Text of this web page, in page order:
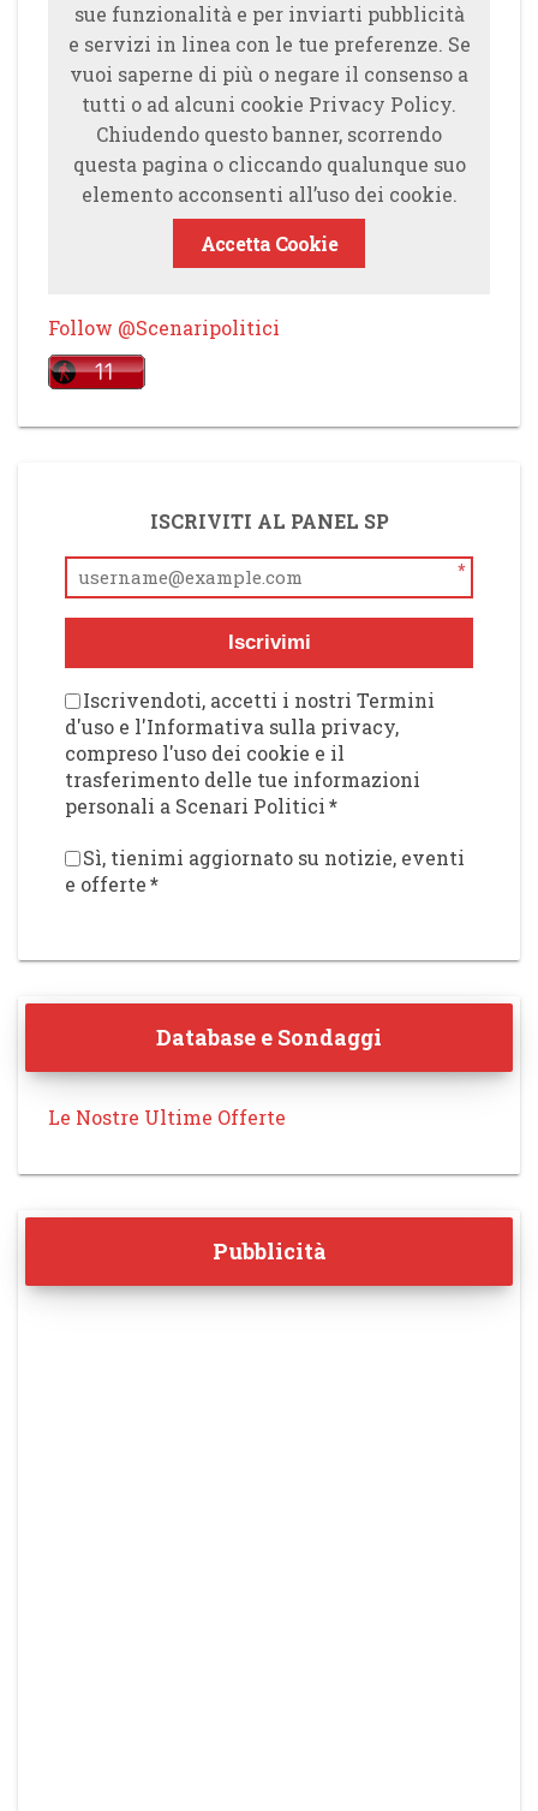
sue funzionalità e per inviarti pubblicità
e servizi in linea con le tue preferenze. Se
vuoi saperne di più o negare il consenso a
tutti o ad alcuni cookie Privacy Policy.
Chiudendo questo banner, scorrendo
questa pagina o cliccando qualunque suo
elemento acconsenti all’uso dei cookie.
Accetta Cookie
Follow @Scenaripolitici
ISCRIVITI AL PANEL SP
*
Iscrivimi
Iscrivendoti, accetti i nostri Termini
d'uso e l'Informativa sulla privacy,
compreso l'uso dei cookie e il
trasferimento delle tue informazioni
personali a Scenari Politici*
Sì, tienimi aggiornato su notizie, eventi
e offerte*
Database e Sondaggi
Le Nostre Ultime Offerte
Pubblicità